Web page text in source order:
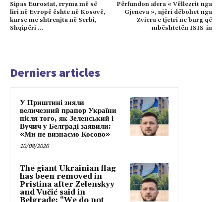
Sipas Eurostat, rryma më së
liri në Evropë ështe në Kosovë,
kurse me shtrenjta në Serbi,
Shqipëri …
Përfundon afera « Vëllezrit nga
Gjeneva », njëri dëbohet nga
Zvicra e tjetri ne burg që
mbështetën ISIS-in
Derniers articles
У Приштині зняли
величезний прапор України
після того, як Зеленський і
Вучич у Белграді заявили:
«Ми не визнаємо Косово»
10/08/2026
The giant Ukrainian flag
has been removed in
Pristina after Zelenskyy
and Vučić said in